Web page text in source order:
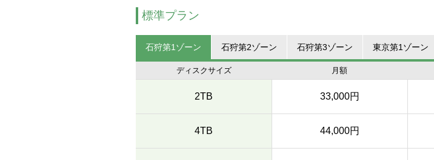
標準プラン
石狩第1ゾーン 石狩第2ゾーン 石狩第3ゾーン 東京第1ゾーン
ディスクサイズ 月額
2TB 33,000円
4TB 44,000円